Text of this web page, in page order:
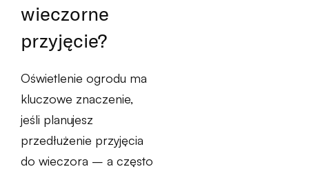
wieczorne
przyjęcie?
Oświetlenie ogrodu ma
kluczowe znaczenie,
jeśli planujesz
przedłużenie przyjęcia
do wieczora – a często